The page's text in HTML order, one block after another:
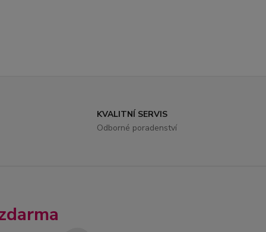
KVALITNÍ SERVIS
Odborné poradenství